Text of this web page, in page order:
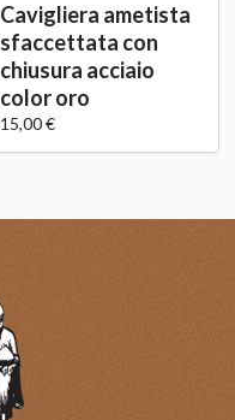
Cavigliera ametista
sfaccettata con
chiusura acciaio
color oro
15,00 €